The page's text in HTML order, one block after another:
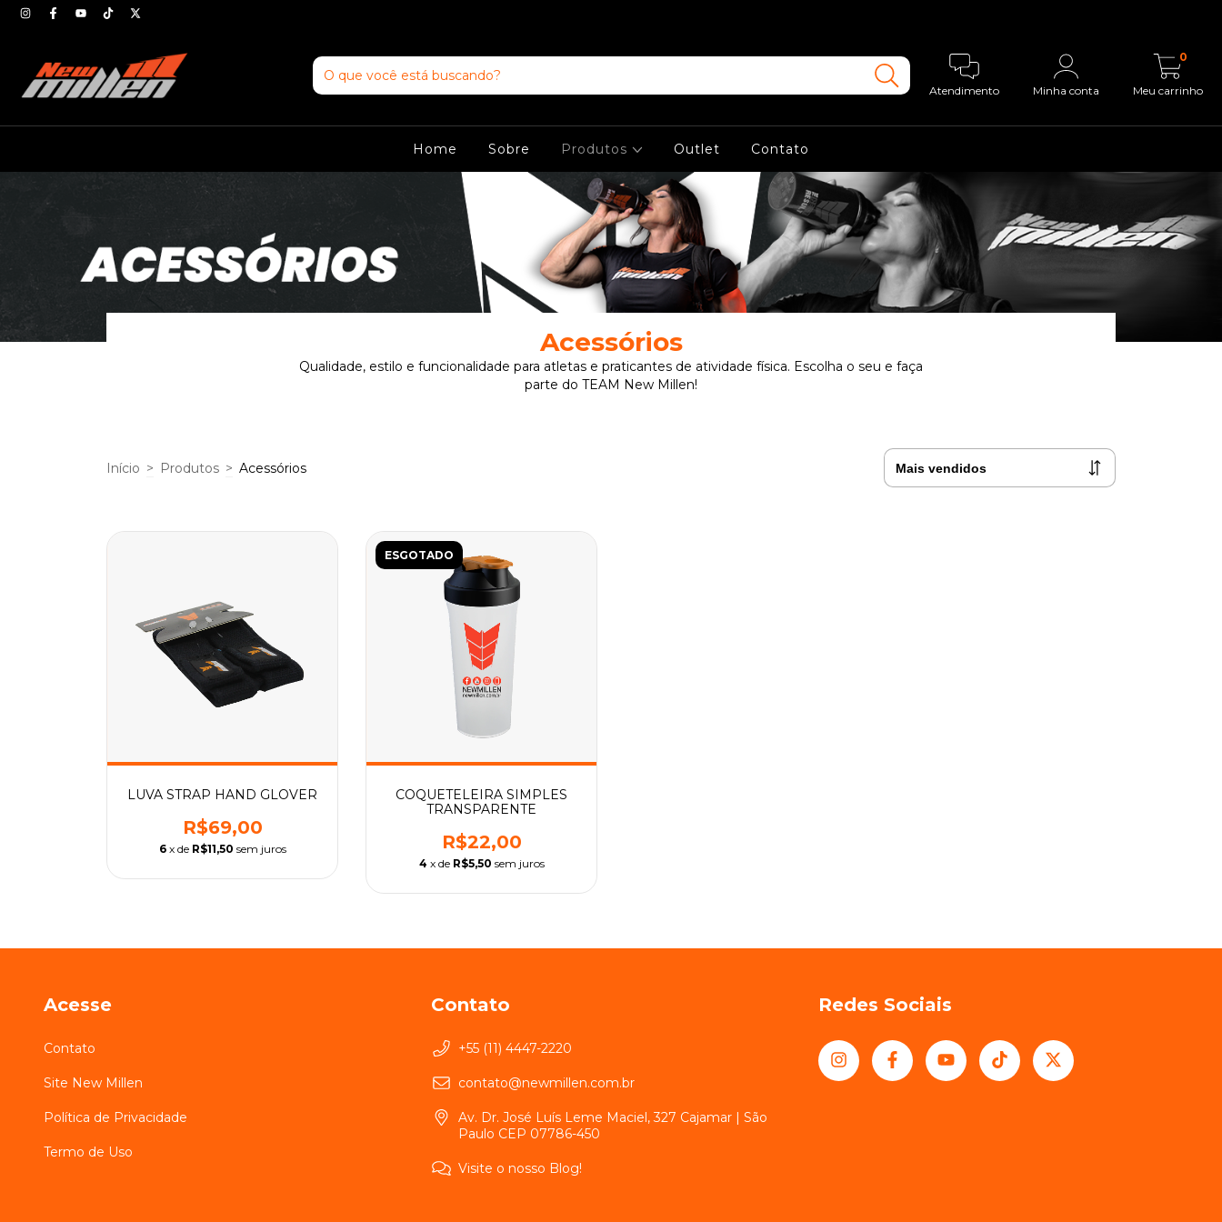
Atendimento Minha conta Meu carrinho
0
Home Sobre Produtos Outlet Contato
Acessórios
Qualidade, estilo e funcionalidade para atletas e praticantes de atividade física. Escolha o seu e faça
parte do TEAM New Millen!
Início > Produtos > Acessórios
LUVA STRAP HAND GLOVER
R$69,00
6 x de R$11,50 sem juros
ESGOTADO
COQUETELEIRA SIMPLES
TRANSPARENTE
R$22,00
4 x de R$5,50 sem juros
Acesse
Contato
Site New Millen
Política de Privacidade
Termo de Uso
Contato
+55 (11) 4447-2220
contato@newmillen.com.br
Av. Dr. José Luís Leme Maciel, 327 Cajamar | São
Paulo CEP 07786-450
Visite o nosso Blog!
Redes Sociais